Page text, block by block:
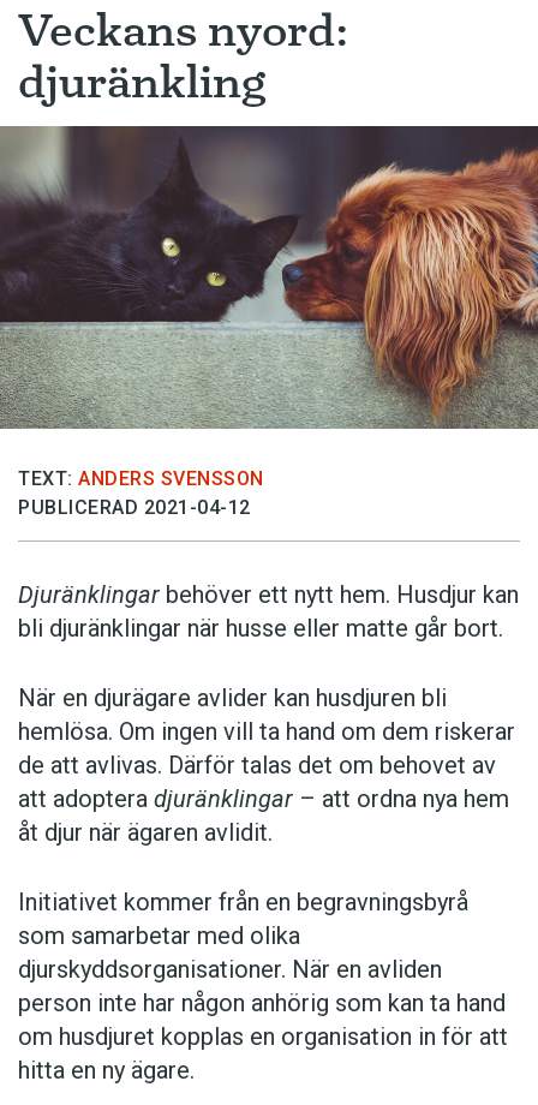
Veckans nyord:
djuränkling
TEXT: ANDERS SVENSSON
PUBLICERAD 2021-04-12
Djuränklingar behöver ett nytt hem. Husdjur kan
bli djuränklingar när husse eller matte går bort.
När en djurägare avlider kan husdjuren bli
hemlösa. Om ingen vill ta hand om dem riskerar
de att avlivas. Därför talas det om behovet av
att adoptera djuränklingar – att ordna nya hem
åt djur när ägaren avlidit.
Initiativet kommer från en begravningsbyrå
som samarbetar med olika
djurskyddsorganisationer. När en avliden
person inte har någon anhörig som kan ta hand
om husdjuret kopplas en organisation in för att
hitta en ny ägare.